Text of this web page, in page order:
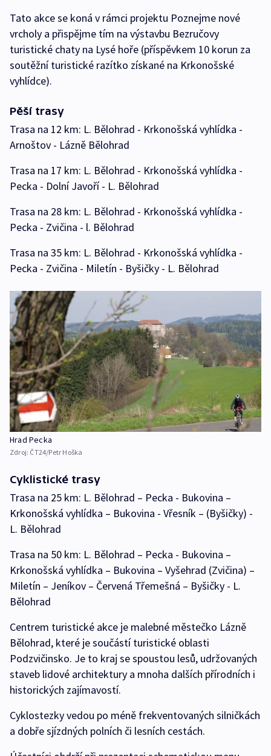
Tato akce se koná v rámci projektu Poznejme nové
vrcholy a přispějme tím na výstavbu Bezručovy
turistické chaty na Lysé hoře (příspěvkem 10 korun za
soutěžní turistické razítko získané na Krkonošské
vyhlídce).
Pěší trasy
Trasa na 12 km: L. Bělohrad - Krkonošská vyhlídka -
Arnoštov - Lázně Bělohrad
Trasa na 17 km: L. Bělohrad - Krkonošská vyhlídka -
Pecka - Dolní Javoří - L. Bělohrad
Trasa na 28 km: L. Bělohrad - Krkonošská vyhlídka -
Pecka - Zvičina - l. Bělohrad
Trasa na 35 km: L. Bělohrad - Krkonošská vyhlídka -
Pecka - Zvičina - Miletín - Byšičky - L. Bělohrad
Hrad Pecka
Zdroj: ČT24/Petr Hoška
Cyklistické trasy
Trasa na 25 km: L. Bělohrad – Pecka - Bukovina –
Krkonošská vyhlídka – Bukovina - Vřesník – (Byšičky) -
L. Bělohrad
Trasa na 50 km: L. Bělohrad – Pecka - Bukovina –
Krkonošská vyhlídka – Bukovina – Vyšehrad (Zvičina) –
Miletín – Jeníkov – Červená Třemešná – Byšičky - L.
Bělohrad
Centrem turistické akce je malebné městečko Lázně
Bělohrad, které je součástí turistické oblasti
Podzvičinsko. Je to kraj se spoustou lesů, udržovaných
staveb lidové architektury a mnoha dalších přírodních i
historických zajímavostí.
Cyklostezky vedou po méně frekventovaných silničkách
a dobře sjízdných polních či lesních cestách.